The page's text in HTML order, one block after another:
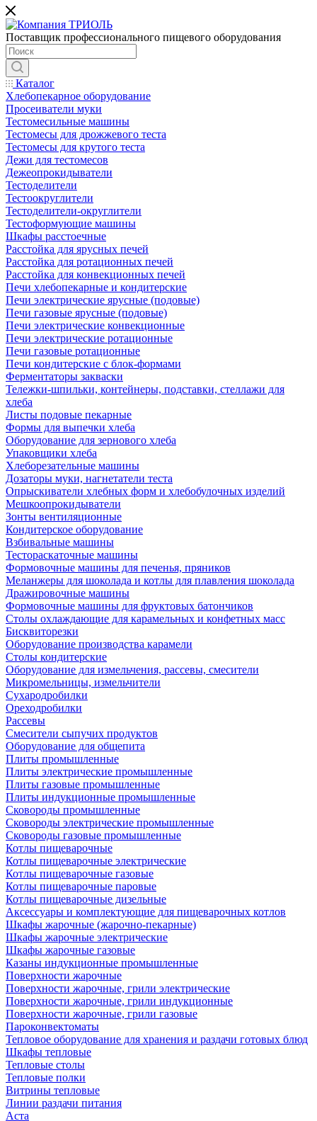
Поставщик профессионального пищевого оборудования
Каталог
Хлебопекарное оборудование
Просеиватели муки
Тестомесильные машины
Тестомесы для дрожжевого теста
Тестомесы для крутого теста
Дежи для тестомесов
Дежеопрокидыватели
Тестоделители
Тестоокруглители
Тестоделители-округлители
Тестоформующие машины
Шкафы расстоечные
Расстойка для ярусных печей
Расстойка для ротационных печей
Расстойка для конвекционных печей
Печи хлебопекарные и кондитерские
Печи электрические ярусные (подовые)
Печи газовые ярусные (подовые)
Печи электрические конвекционные
Печи электрические ротационные
Печи газовые ротационные
Печи кондитерские с блок-формами
Ферментаторы закваски
Тележки-шпильки, контейнеры, подставки, стеллажи для
хлеба
Листы подовые пекарные
Формы для выпечки хлеба
Оборудование для зернового хлеба
Упаковщики хлеба
Хлеборезательные машины
Дозаторы муки, нагнетатели теста
Опрыскиватели хлебных форм и хлебобулочных изделий
Мешкоопрокидыватели
Зонты вентиляционные
Кондитерское оборудование
Взбивальные машины
Тестораскаточные машины
Формовочные машины для печенья, пряников
Меланжеры для шоколада и котлы для плавления шоколада
Дражировочные машины
Формовочные машины для фруктовых батончиков
Столы охлаждающие для карамельных и конфетных масс
Бисквиторезки
Оборудование производства карамели
Столы кондитерские
Оборудование для измельчения, рассевы, смесители
Микромельницы, измельчители
Сухародробилки
Ореходробилки
Рассевы
Смесители сыпучих продуктов
Оборудование для общепита
Плиты промышленные
Плиты электрические промышленные
Плиты газовые промышленные
Плиты индукционные промышленные
Сковороды промышленные
Сковороды электрические промышленные
Сковороды газовые промышленные
Котлы пищеварочные
Котлы пищеварочные электрические
Котлы пищеварочные газовые
Котлы пищеварочные паровые
Котлы пищеварочные дизельные
Аксессуары и комплектующие для пищеварочных котлов
Шкафы жарочные (жарочно-пекарные)
Шкафы жарочные электрические
Шкафы жарочные газовые
Казаны индукционные промышленные
Поверхности жарочные
Поверхности жарочные, грили электрические
Поверхности жарочные, грили индукционные
Поверхности жарочные, грили газовые
Пароконвектоматы
Тепловое оборудование для хранения и раздачи готовых блюд
Шкафы тепловые
Тепловые столы
Тепловые полки
Витрины тепловые
Линии раздачи питания
Аста